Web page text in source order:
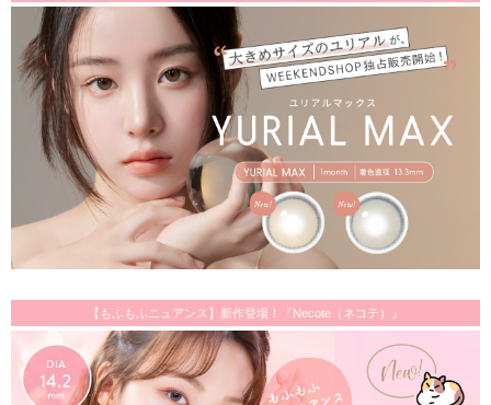
【もふもふニュアンス】新作登場！『Necote（ネコテ）』